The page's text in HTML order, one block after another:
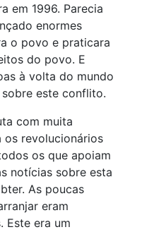
em 1996. Parecia
enormes
o povo e praticara
do povo. E
à volta do mundo
este conflito.
com muita
os revolucionários
os que apoiam
notícias sobre esta
As poucas
eram
Este era um